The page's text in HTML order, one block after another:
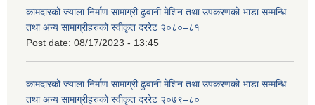
कामदारको ज्याला निर्माण सामाग्री ढुवानी मेशिन तथा उपकरणको भाडा सम्मन्धि
तथा अन्य सामाग्रीहरुको स्वीकृत दररेट २०८०–८१
Post date: 08/17/2023 - 13:45
कामदारको ज्याला निर्माण सामाग्री ढुवानी मेशिन तथा उपकरणको भाडा सम्मन्धि
तथा अन्य सामाग्रीहरुको स्वीकृत दररेट २०७९–८०